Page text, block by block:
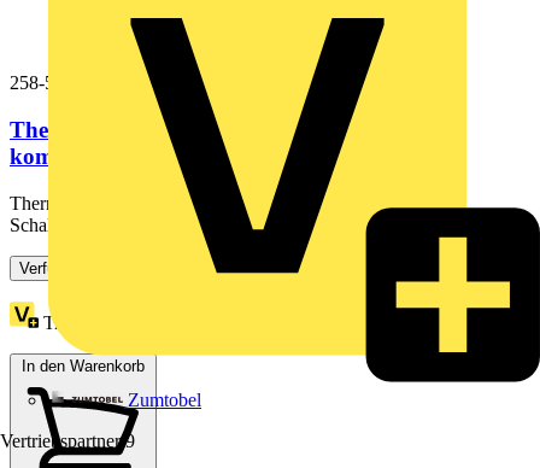
Zumtobel
Vertriebspartner 9
258-5100
Thermotransferdrucker,Smart Printer,für die
komplette...
Thermotransferdrucker; Smart Printer; für die komplette
Schaltschrankbeschriftung; mobiles Starterkit; Ohne...
Verfügbar: 2 Händler
Treuepunkte:
In den Warenkorb